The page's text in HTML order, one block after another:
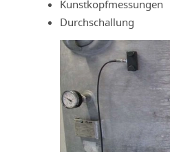
Kunstkopfmessungen
Durchschallung